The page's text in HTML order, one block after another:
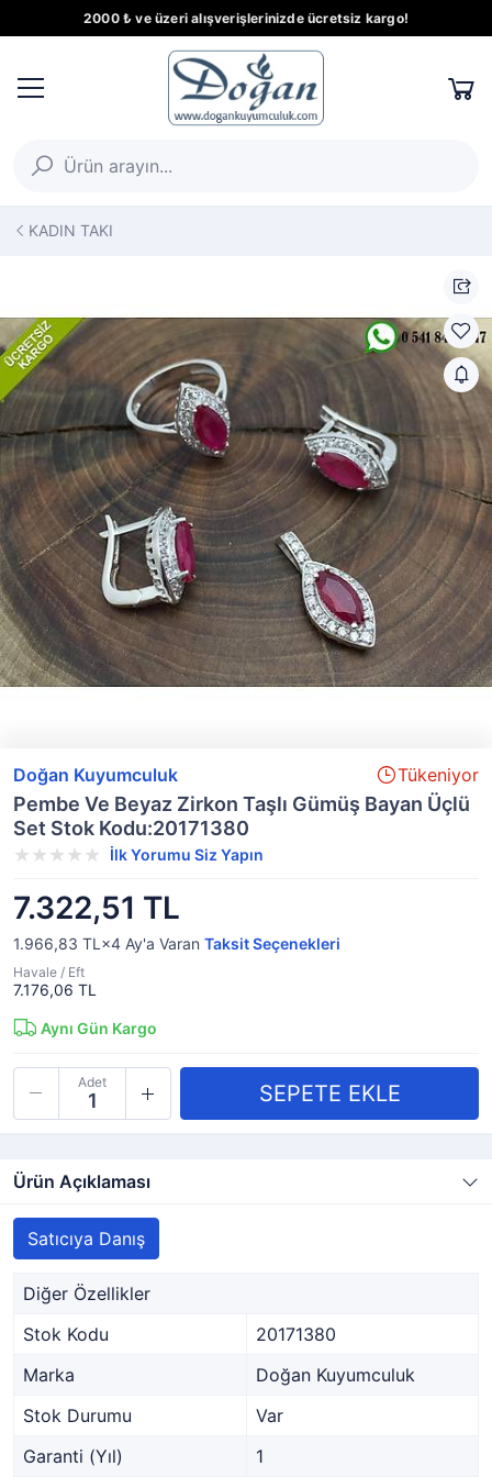
2000 ₺ ve üzeri alışverişlerinizde ücretsiz kargo!
KADIN TAKI
Doğan Kuyumculuk Tükeniyor
Pembe Ve Beyaz Zirkon Taşlı Gümüş Bayan Üçlü
Set Stok Kodu:20171380
İlk Yorumu Siz Yapın
7.322,51 TL
1.966,83 TL×4 Ay'a Varan Taksit Seçenekleri
Havale / Eft
7.176,06 TL
Aynı Gün Kargo
Adet
Ürün Açıklaması
Satıcıya Danış
Diğer Özellikler
Stok Kodu
20171380
Marka
Doğan Kuyumculuk
Stok Durumu
Var
Garanti (Yıl)
1